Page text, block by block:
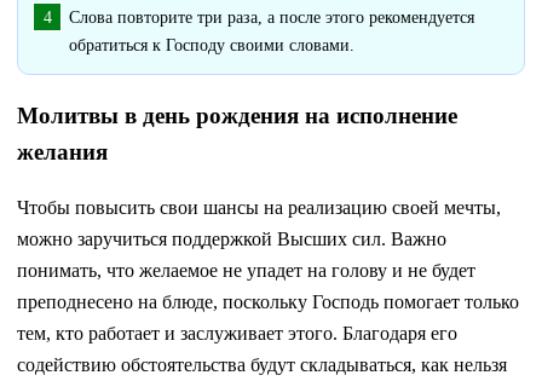
Слова повторите три раза, а после этого рекомендуется
обратиться к Господу своими словами.
Молитвы в день рождения на исполнение
желания
Чтобы повысить свои шансы на реализацию своей мечты,
можно заручиться поддержкой Высших сил. Важно
понимать, что желаемое не упадет на голову и не будет
преподнесено на блюде, поскольку Господь помогает только
тем, кто работает и заслуживает этого. Благодаря его
содействию обстоятельства будут складываться, как нельзя